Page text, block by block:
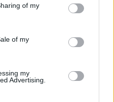
of my
of my
my
Advertising.
περιέχει
στοιχεία γι’ αυτό
αλατιού (νάτριο)